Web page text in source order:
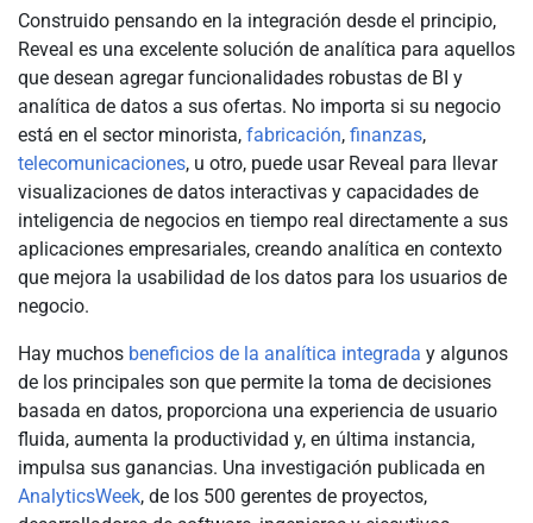
Construido pensando en la integración desde el principio,
Reveal es una excelente solución de analítica para aquellos
que desean agregar funcionalidades robustas de BI y
analítica de datos a sus ofertas. No importa si su negocio
está en el sector minorista, fabricación, finanzas,
telecomunicaciones, u otro, puede usar Reveal para llevar
visualizaciones de datos interactivas y capacidades de
inteligencia de negocios en tiempo real directamente a sus
aplicaciones empresariales, creando analítica en contexto
que mejora la usabilidad de los datos para los usuarios de
negocio.
Hay muchos beneficios de la analítica integrada y algunos
de los principales son que permite la toma de decisiones
basada en datos, proporciona una experiencia de usuario
fluida, aumenta la productividad y, en última instancia,
impulsa sus ganancias. Una investigación publicada en
AnalyticsWeek, de los 500 gerentes de proyectos,